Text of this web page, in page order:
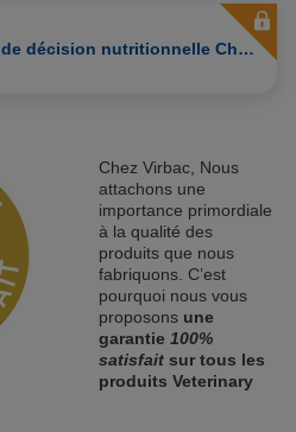
Arbre de décision nutritionnelle Chats Dermatology
Chez Virbac, Nous
attachons une
importance primordiale
à la qualité des
produits que nous
fabriquons. C’est
pourquoi nous vous
proposons une
garantie 100%
satisfait sur tous les
produits Veterinary